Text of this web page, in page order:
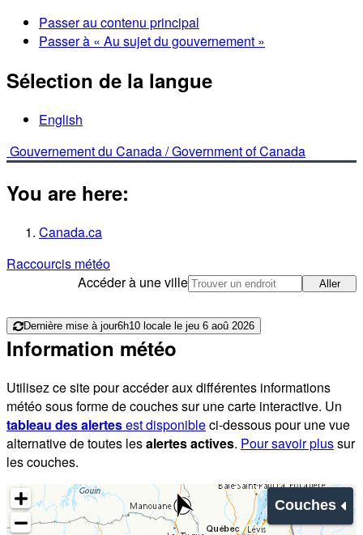
Passer au contenu principal
Passer à « Au sujet du gouvernement »
Sélection de la langue
English
Gouvernement du Canada /Government of Canada
You are here:
Canada.ca
Raccourcis météo
Accéder à une ville
Aller
Dernière mise à jour6h10 locale le jeu 6 aoû 2026
Information météo
Utilisez ce site pour accéder aux différentes informations
météo sous forme de couches sur une carte interactive. Un
tableau des alertesest disponibleci-dessous pour une vue
alternative de toutes lesalertes actives. Pour savoir plussur
les couches.
Couches